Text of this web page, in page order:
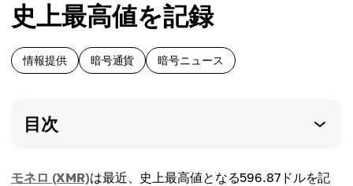
史上最高値を記録
情報提供 暗号通貨 暗号ニュース
目次
モネロ (XMR)は最近、史上最高値となる596.87ドルを記